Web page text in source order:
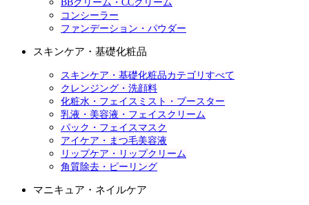
BBクリーム・CCクリーム
コンシーラー
ファンデーション・パウダー
スキンケア・基礎化粧品
スキンケア・基礎化粧品カテゴリすべて
クレンジング・洗顔料
化粧水・フェイスミスト・ブースター
乳液・美容液・フェイスクリーム
パック・フェイスマスク
アイケア・まつ毛美容液
リップケア・リップクリーム
角質除去・ピーリング
マニキュア・ネイルケア